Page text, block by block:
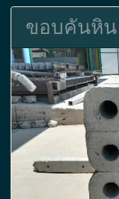
ขอบคันหิน